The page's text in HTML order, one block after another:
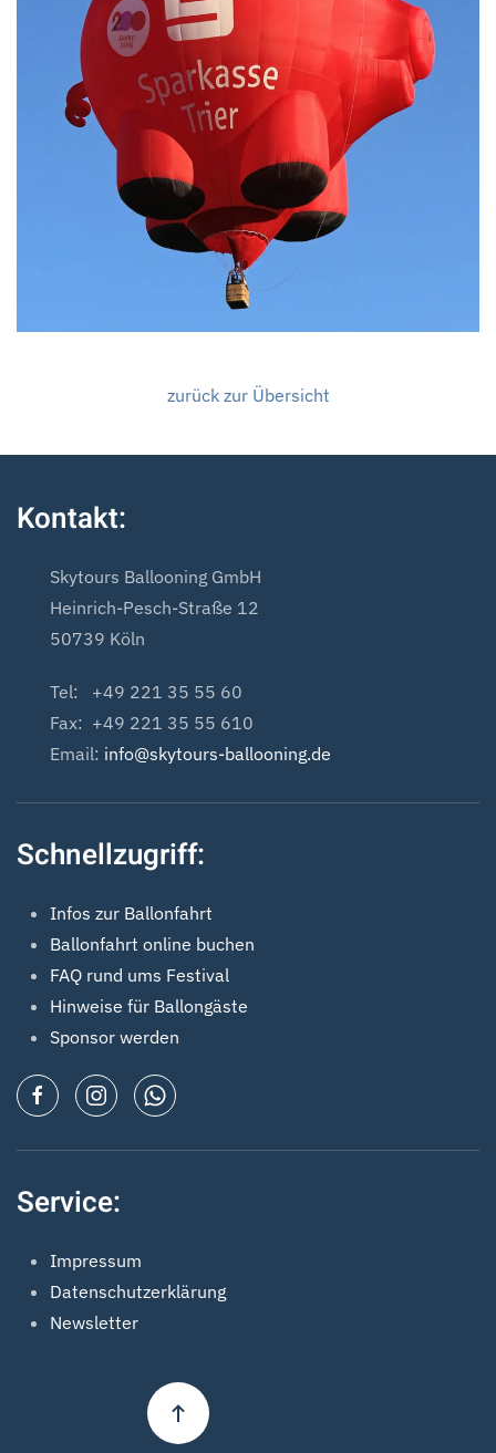
zurück zur Übersicht
Kontakt:
Skytours Ballooning GmbH
Heinrich-Pesch-Straße 12
50739 Köln
Tel: +49 221 35 55 60
Fax: +49 221 35 55 610
Email: info@skytours-ballooning.de
Schnellzugriff:
Infos zur Ballonfahrt
Ballonfahrt online buchen
FAQ rund ums Festival
Hinweise für Ballongäste
Sponsor werden
Service:
Impressum
Datenschutzerklärung
Newsletter